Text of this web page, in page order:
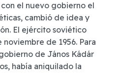
el nuevo gobierno el
cambió de idea y
El ejército soviético
de 1956. Para
de János Kádár
había aniquilado la